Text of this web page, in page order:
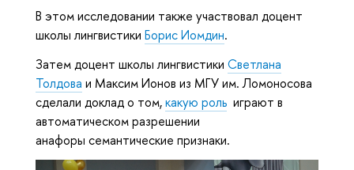
В этом исследовании также участвовал доцент
школы лингвистики Борис Иомдин.
Затем доцент школы лингвистики Светлана
Толдова и Максим Ионов из МГУ им. Ломоносова
сделали доклад о том,какую роль играют в
автоматическом разрешении
анафоры семантические признаки.